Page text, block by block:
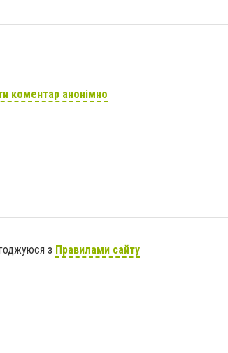
коментар анонімно
з Правилами сайту